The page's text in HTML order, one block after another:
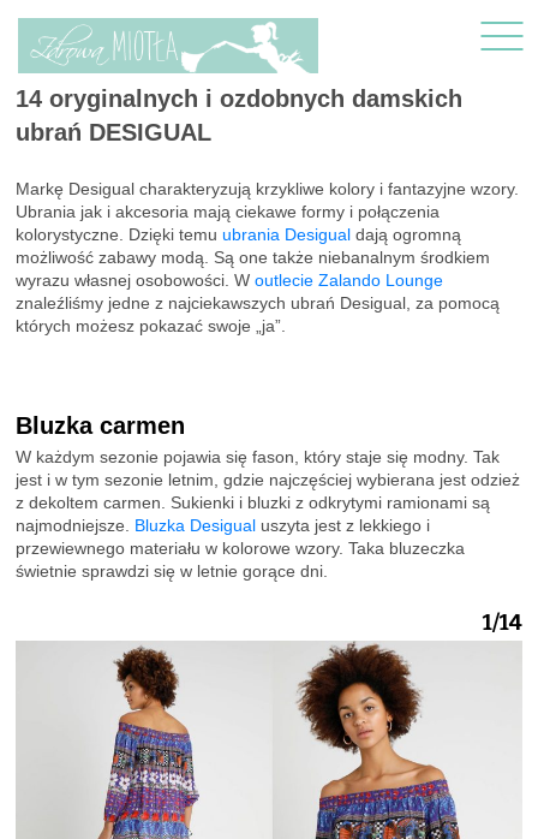
14 oryginalnych i ozdobnych damskich
ubrań DESIGUAL
Markę Desigual charakteryzują krzykliwe kolory i fantazyjne wzory.
Ubrania jak i akcesoria mają ciekawe formy i połączenia
kolorystyczne. Dzięki temu ubrania Desigual dają ogromną
możliwość zabawy modą. Są one także niebanalnym środkiem
wyrazu własnej osobowości. W outlecie Zalando Lounge
znaleźliśmy jedne z najciekawszych ubrań Desigual, za pomocą
których możesz pokazać swoje „ja”.
Bluzka carmen
W każdym sezonie pojawia się fason, który staje się modny. Tak
jest i w tym sezonie letnim, gdzie najczęściej wybierana jest odzież
z dekoltem carmen. Sukienki i bluzki z odkrytymi ramionami są
najmodniejsze. Bluzka Desigual uszyta jest z lekkiego i
przewiewnego materiału w kolorowe wzory. Taka bluzeczka
świetnie sprawdzi się w letnie gorące dni.
1/14